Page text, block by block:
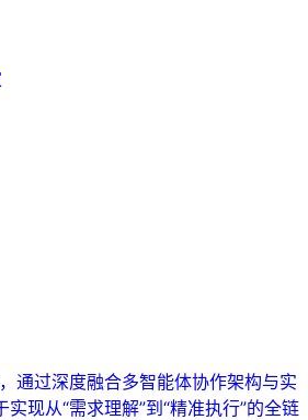
通过深度融合多智能体协作架构与实
现从“需求理解”到“精准执行”的全链